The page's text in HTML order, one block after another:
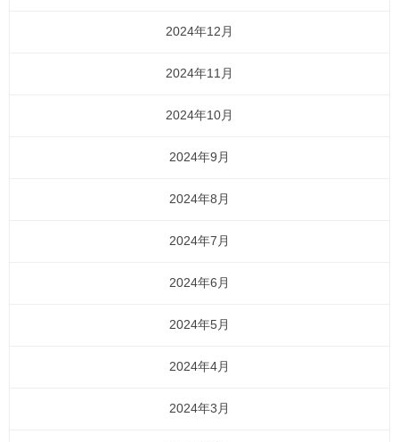
2024年12月
2024年11月
2024年10月
2024年9月
2024年8月
2024年7月
2024年6月
2024年5月
2024年4月
2024年3月